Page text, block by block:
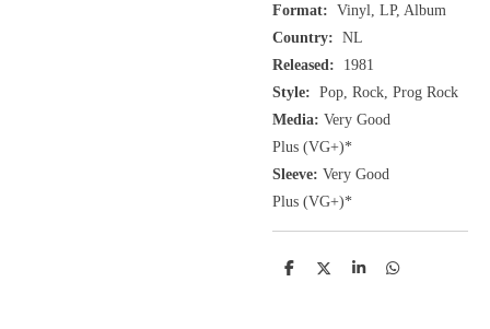
Format: Vinyl, LP, Album
Country: NL
Released: 1981
Style: Pop, Rock, Prog Rock
Media: Very Good
Plus (VG+)*
Sleeve: Very Good
Plus (VG+)*
D
D
S
D